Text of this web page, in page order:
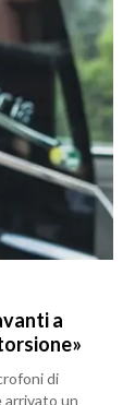
a
di
arrivato un